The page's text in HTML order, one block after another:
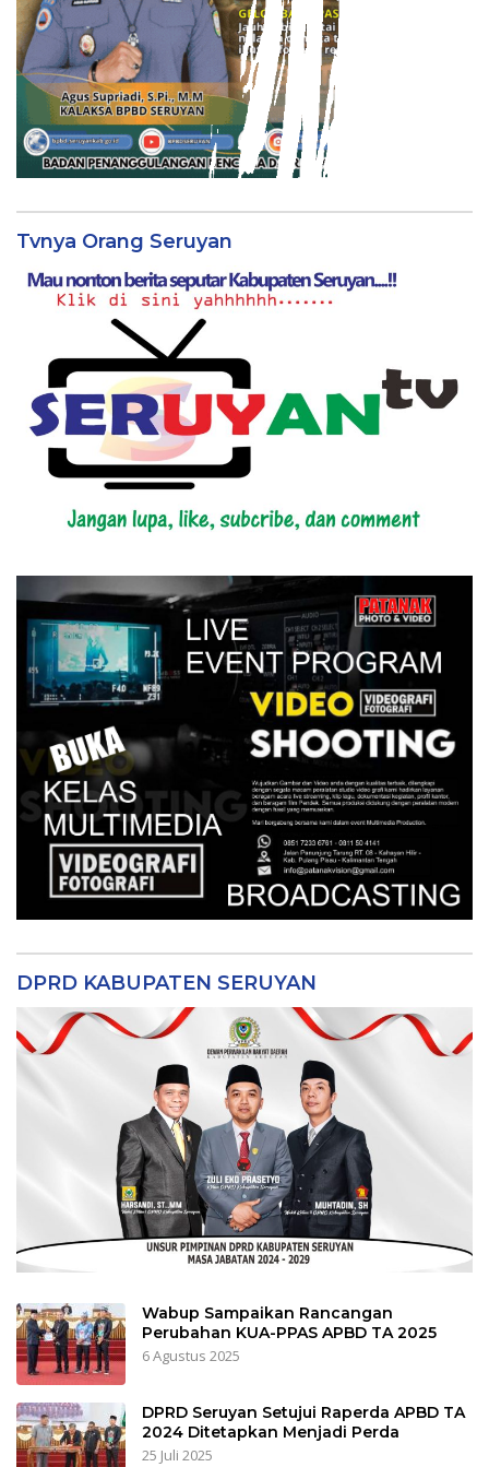
Tvnya Orang Seruyan
DPRD KABUPATEN SERUYAN
Wabup Sampaikan Rancangan
Perubahan KUA-PPAS APBD TA 2025
6 Agustus 2025
DPRD Seruyan Setujui Raperda APBD TA
2024 Ditetapkan Menjadi Perda
25 Juli 2025